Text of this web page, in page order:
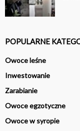
POPULARNE
Owoce leśne
Inwestowanie
Zarabianie
Owoce egzotyczne
Owoce w syropie